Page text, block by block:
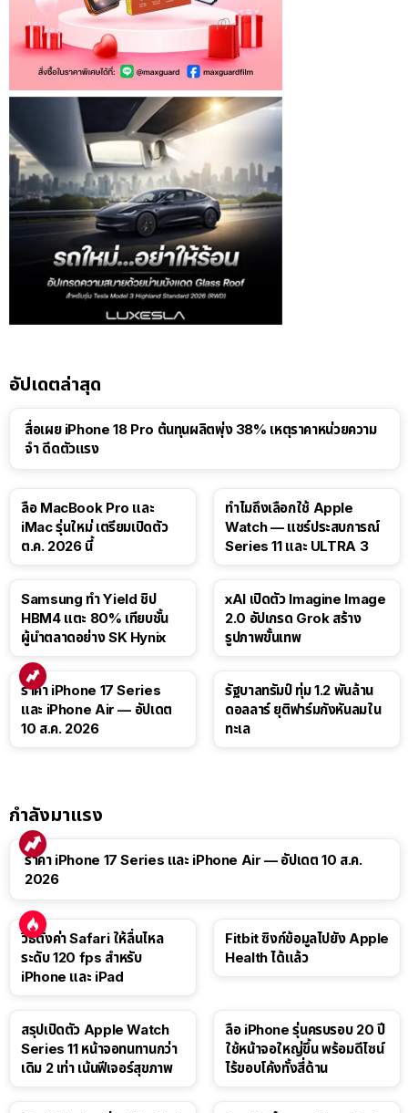
อัปเดตล่าสุด
สื่อเผย iPhone 18 Pro ต้นทุนผลิตพุ่ง 38% เหตุราคาหน่วยความ
จำ ดีดตัวแรง
ลือ MacBook Pro และ
iMac รุ่นใหม่ เตรียมเปิดตัว
ต.ค. 2026 นี้
ทำไมถึงเลือกใช้ Apple
Watch — แชร์ประสบการณ์
Series 11 และ ULTRA 3
Samsung ทำ Yield ชิป
HBM4 แตะ 80% เทียบชั้น
ผู้นำตลาดอย่าง SK Hynix
xAI เปิดตัว Imagine Image
2.0 อัปเกรด Grok สร้าง
รูปภาพขั้นเทพ
ราคา iPhone 17 Series
และ iPhone Air — อัปเดต
10 ส.ค. 2026
รัฐบาลทรัมป์ ทุ่ม 1.2 พันล้าน
ดอลลาร์ ยุติฟาร์มกังหันลมใน
ทะเล
กำลังมาแรง
ราคา iPhone 17 Series และ iPhone Air — อัปเดต 10 ส.ค.
2026
วิธีตั้งค่า Safari ให้ลื่นไหล
ระดับ 120 fps สำหรับ
iPhone และ iPad
Fitbit ซิงก์ข้อมูลไปยัง Apple
Health ได้แล้ว
สรุปเปิดตัว Apple Watch
Series 11 หน้าจอทนทานกว่า
เดิม 2 เท่า เน้นฟีเจอร์สุขภาพ
ลือ iPhone รุ่นครบรอบ 20 ปี
ใช้หน้าจอใหญ่ขึ้น พร้อมดีไซน์
ไร้ขอบโค้งทั้งสี่ด้าน